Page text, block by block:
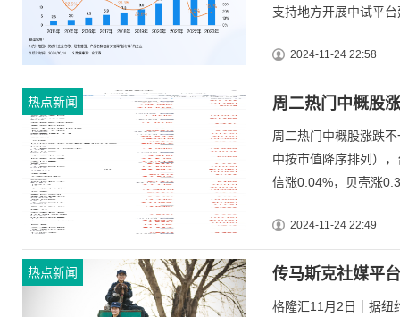
支持地方开展中试平
2024-11-24 22:58
热点新闻 周二热门中概股
周二热门中概股涨跌
中按市值降序排列）
信涨0.04%，贝壳涨
2024-11-24 22:49
热点新闻 传马斯克社媒平
格隆汇11月2日｜据纽